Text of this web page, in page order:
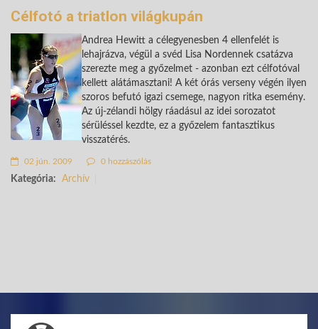
Célfotó a triatlon világkupán
Andrea Hewitt a célegyenesben 4 ellenfelét is
lehajrázva, végül a svéd Lisa Nordennek csatázva
szerezte meg a győzelmet - azonban ezt célfotóval
kellett alátámasztani! A két órás verseny végén ilyen
szoros befutó igazi csemege, nagyon ritka esemény.
Az új-zélandi hölgy ráadásul az idei sorozatot
sérüléssel kezdte, ez a győzelem fantasztikus
visszatérés.
02 jún. 2009 0 hozzászólás
Kategória: Archív